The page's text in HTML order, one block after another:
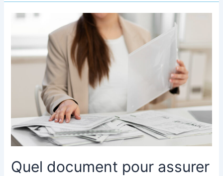
Quel document pour assurer
Quel
assurer
une
d’occasion